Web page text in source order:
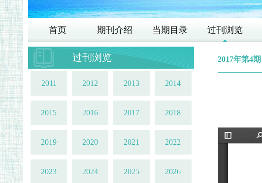
首页 期刊介绍 当期目录 过刊浏览
过刊浏览
2011 2012 2013 2014
2015 2016 2017 2018
2019 2020 2021 2022
2023 2024 2025 2026
2017年第4期